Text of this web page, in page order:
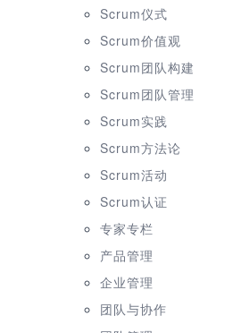
Scrum仪式
Scrum价值观
Scrum团队构建
Scrum团队管理
Scrum实践
Scrum方法论
Scrum活动
Scrum认证
专家专栏
产品管理
企业管理
团队与协作